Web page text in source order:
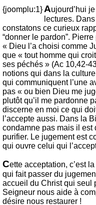
{joomplu:1} Aujourd’hui
lectures.
constatons ce curieux
“donner le pardon”.
« Dieu l’a choisi comme
que « tout homme qui
ses péchés » (Ac 10,42-
notions qui dans la
qui communiquent l’une
pas « ou bien Dieu me
plutôt qu’il me pardonne
discerne en moi ce qui
l’accepte aussi. Dans la
condamne pas mais il est
purifier. Le jugement est
qui ouvre celui qui
Cette acceptation, c’est
qui fait passer du
accueil du Christ qui seul
Seigneur nous aide à
désire nous restaurer !